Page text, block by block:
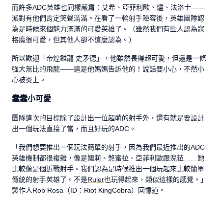
而許多ADC英雄也同樣嚴肅：艾希、亞菲利歐、燼、法洛士——
派對有他們肯定笑聲滿滿。在看了一輪射手陣容後，英雄團隊認
為是時候來個魅力滿滿的可愛英雄了。（雖然我們有些人認為寇
格魔很可愛，但其他人卻不這麼認為。）
所以歡迎「帝煌雛龍 史矛德」，他雖然長得超可愛，但還是一條
強大無比的飛龍——這是他媽媽告訴他的！說話要小心，不然小
心被炎上。
蠢蠢小可愛
團隊這次的目標除了設計出一位超萌的射手外，還有就是要設計
出一個玩法直接了當，而且好玩的ADC。
「我們想要推出一個玩法簡單的射手，因為我們最近推出的ADC
英雄機制都很複雜，像是婕莉、煞蜜拉、亞菲利歐跟淣菈……她
比較像是個近戰射手。我們認為是時候推出一個玩起來比較簡單
傳統的射手英雄了。不是Ruler也玩得起來，類似這樣的感覺。」
製作人Rob Rosa（ID：Riot KingCobra）回憶道。